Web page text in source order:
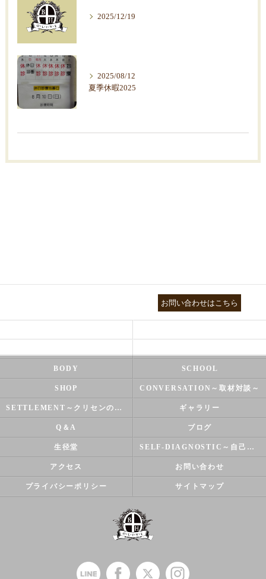
2025/12/19
2025/08/12
夏季休暇2025
お問い合わせはこちら
BODY SCHOOL
SHOP CONVERSATION～取材対談～
SETTLEMENT～クリセンのズバリ解決シリーズ～ ギャラリー
Q＆A ブログ
生径堂 SELF-DIAGNOSTIC～自己診断～
アクセス お問い合わせ
プライバシーポリシー サイトマップ